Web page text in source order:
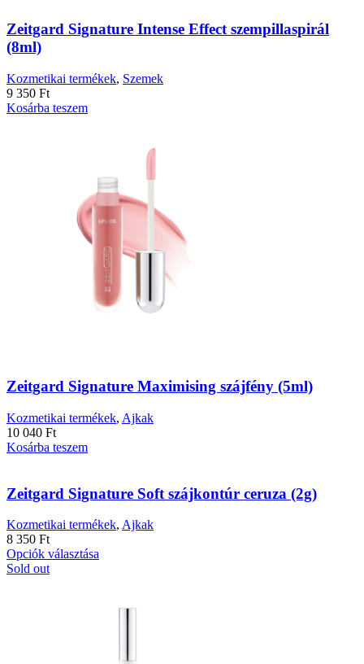
Zeitgard Signature Intense Effect szempillaspirál
(8ml)
Kozmetikai termékek, Szemek
9 350 Ft
Kosárba teszem
Zeitgard Signature Maximising szájfény (5ml)
Kozmetikai termékek, Ajkak
10 040 Ft
Kosárba teszem
Zeitgard Signature Soft szájkontúr ceruza (2g)
Kozmetikai termékek, Ajkak
8 350 Ft
Opciók választása
variációja
változatok
Sold out